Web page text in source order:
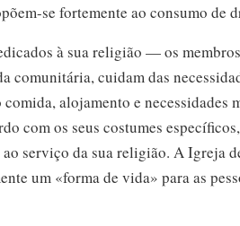
se fortemente ao consumo de
à sua religião — os
cuidam das
alojamento e necessidades
com os seus costumes
ao serviço da sua religião. A Igreja
um «forma de vida» para as